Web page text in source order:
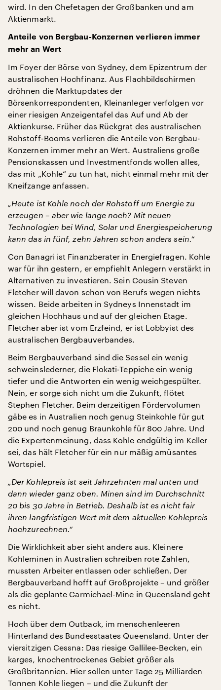
wird. In den Chefetagen der Großbanken und am
Aktienmarkt.
Anteile von Bergbau-Konzernen verlieren immer
mehr an Wert
Im Foyer der Börse von Sydney, dem Epizentrum der
australischen Hochfinanz. Aus Flachbildschirmen
dröhnen die Marktupdates der
Börsenkorrespondenten, Kleinanleger verfolgen vor
einer riesigen Anzeigentafel das Auf und Ab der
Aktienkurse. Früher das Rückgrat des australischen
Rohstoff-Booms verlieren die Anteile von Bergbau-
Konzernen immer mehr an Wert. Australiens große
Pensionskassen und Investmentfonds wollen alles,
das mit „Kohle“ zu tun hat, nicht einmal mehr mit der
Kneifzange anfassen.
„Heute ist Kohle noch der Rohstoff um Energie zu
erzeugen – aber wie lange noch? Mit neuen
Technologien bei Wind, Solar und Energiespeicherung
kann das in fünf, zehn Jahren schon anders sein.“
Con Banagri ist Finanzberater in Energiefragen. Kohle
war für ihn gestern, er empfiehlt Anlegern verstärkt in
Alternativen zu investieren. Sein Cousin Steven
Fletcher will davon schon von Berufs wegen nichts
wissen. Beide arbeiten in Sydneys Innenstadt im
gleichen Hochhaus und auf der gleichen Etage.
Fletcher aber ist vom Erzfeind, er ist Lobbyist des
australischen Bergbauverbandes.
Beim Bergbauverband sind die Sessel ein wenig
schweinslederner, die Flokati-Teppiche ein wenig
tiefer und die Antworten ein wenig weichgespülter.
Nein, er sorge sich nicht um die Zukunft, flötet
Stephen Fletcher. Beim derzeitigen Fördervolumen
gäbe es in Australien noch genug Steinkohle für gut
200 und noch genug Braunkohle für 800 Jahre. Und
die Expertenmeinung, dass Kohle endgültig im Keller
sei, das hält Fletcher für ein nur mäßig amüsantes
Wortspiel.
„Der Kohlepreis ist seit Jahrzehnten mal unten und
dann wieder ganz oben. Minen sind im Durchschnitt
20 bis 30 Jahre in Betrieb. Deshalb ist es nicht fair
ihren langfristigen Wert mit dem aktuellen Kohlepreis
hochzurechnen.“
Die Wirklichkeit aber sieht anders aus. Kleinere
Kohleminen in Australien schreiben rote Zahlen,
mussten Arbeiter entlassen oder schließen. Der
Bergbauverband hofft auf Großprojekte – und größer
als die geplante Carmichael-Mine in Queensland geht
es nicht.
Hoch über dem Outback, im menschenleeren
Hinterland des Bundesstaates Queensland. Unter der
viersitzigen Cessna: Das riesige Gallilee-Becken, ein
karges, knochentrockenes Gebiet größer als
Großbritannien. Hier sollen unter Tage 25 Milliarden
Tonnen Kohle liegen – und die Zukunft der